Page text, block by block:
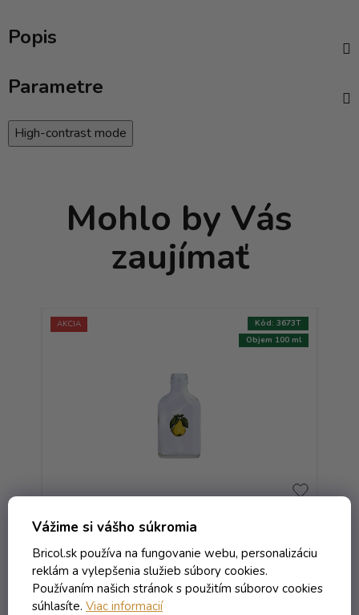
Vážime si vášho súkromia
Bricol.sk používa na fungovanie webu, personalizáciu
reklám a vylepšenia služieb súbory cookies.
Používaním našich stránok s použitím súborov cookies
súhlasíte. Viac informacií
Popis
Parametre
High-contrast mode
Mohlo by Vás
zaujímať
AKCIA
Fľaša Taschen - 0.10 bezfarebná
+ obtisk hruška žltá 2 listy
Skladom
Objem 100 ml
Kód: 3673T